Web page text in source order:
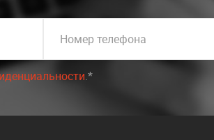
Номер телефона
.*